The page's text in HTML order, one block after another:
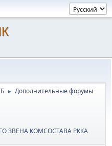
► Дополнительные форумы
ЗВЕНА КОМСОСТАВА РККА